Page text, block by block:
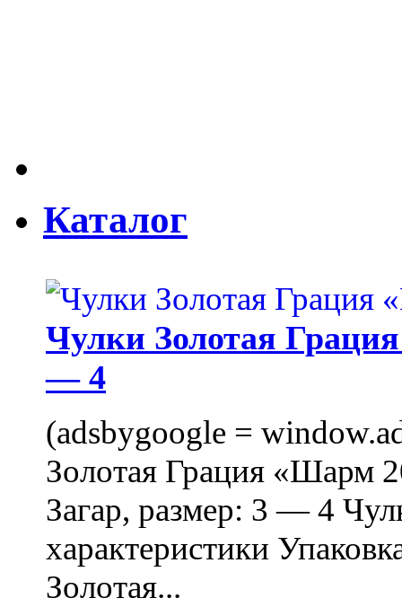
Каталог
Чулки Золотая
— 4
(adsbygoogle =
Золотая Грация «Шарм
Загар, размер: 3 — 4
характеристики
Золотая...